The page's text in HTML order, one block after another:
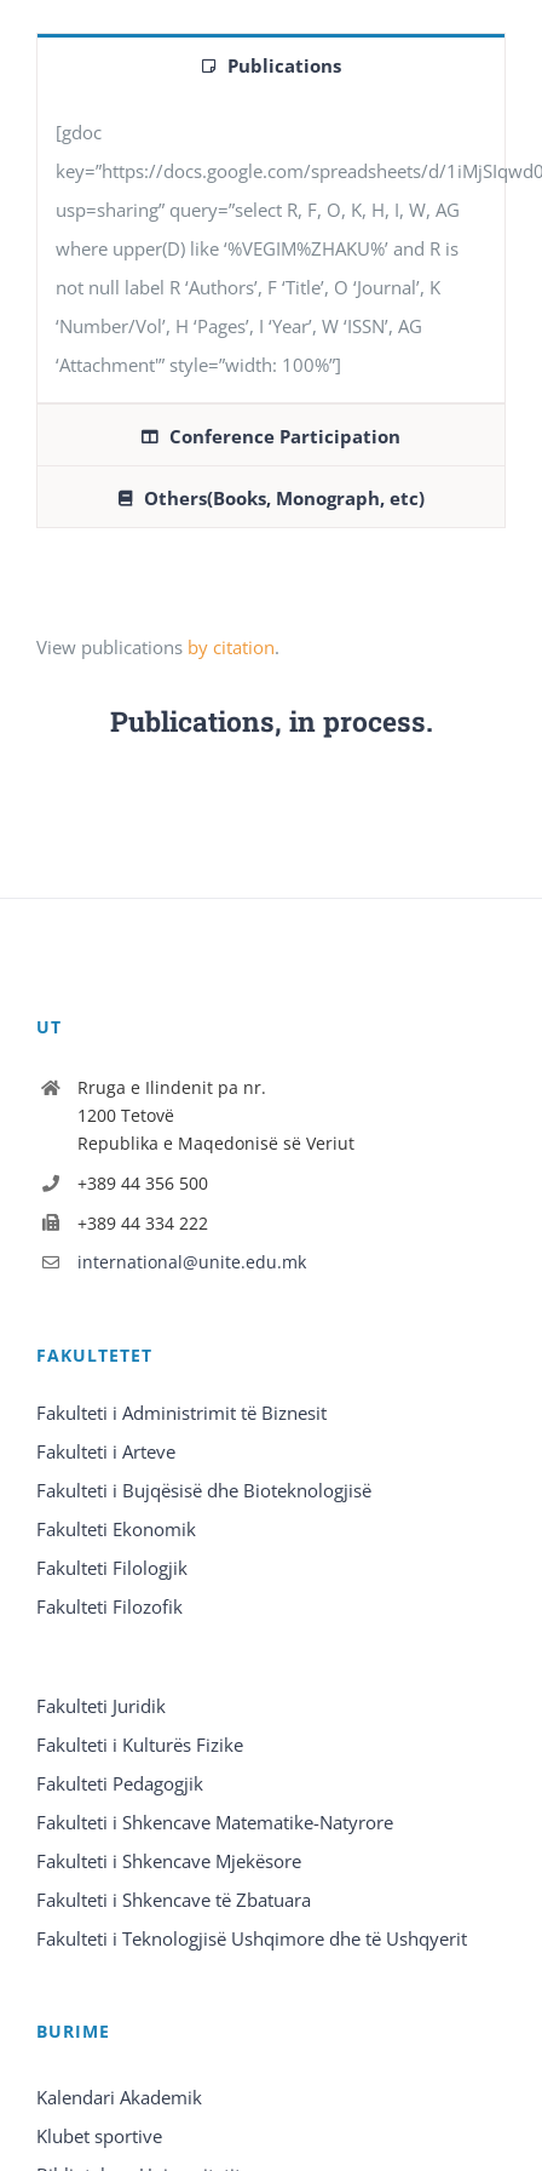
Publications
[gdoc
key=”https://docs.google.com/spreadsheets/d/
usp=sharing” query=”select R, F, O, K, H, I, W, AG
where upper(D) like ‘%VEGIM%ZHAKU%’ and R is
not null label R ‘Authors’, F ‘Title’, O ‘Journal’, K
‘Number/Vol’, H ‘Pages’, I ‘Year’, W ‘ISSN’, AG
‘Attachment'” style=”width: 100%”]
Conference Participation
Others(Books, Monograph, etc)
View publications by citation.
Publications, in process.
UT
Rruga e Ilindenit pa nr.
1200 Tetovë
Republika e Maqedonisë së Veriut
+389 44 356 500
+389 44 334 222
international@unite.edu.mk
FAKULTETET
Fakulteti i Administrimit të Biznesit
Fakulteti i Arteve
Fakulteti i Bujqësisë dhe Bioteknologjisë
Fakulteti Ekonomik
Fakulteti Filologjik
Fakulteti Filozofik
Fakulteti Juridik
Fakulteti i Kulturës Fizike
Fakulteti Pedagogjik
Fakulteti i Shkencave Matematike-Natyrore
Fakulteti i Shkencave Mjekësore
Fakulteti i Shkencave të Zbatuara
Fakulteti i Teknologjisë Ushqimore dhe të Ushqyerit
BURIME
Kalendari Akademik
Klubet sportive